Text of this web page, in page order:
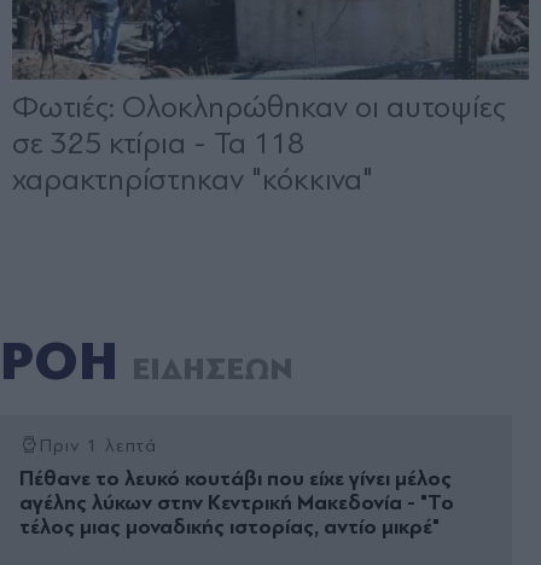
ΡΟΗ ΕΙΔΗΣΕΩΝ
Πριν 1 λεπτά
Πέθανε το λευκό κουτάβι που είχε γίνει μέλος
αγέλης λύκων στην Κεντρική Μακεδονία - "Το
τέλος μιας μοναδικής ιστορίας, αντίo μικρέ"